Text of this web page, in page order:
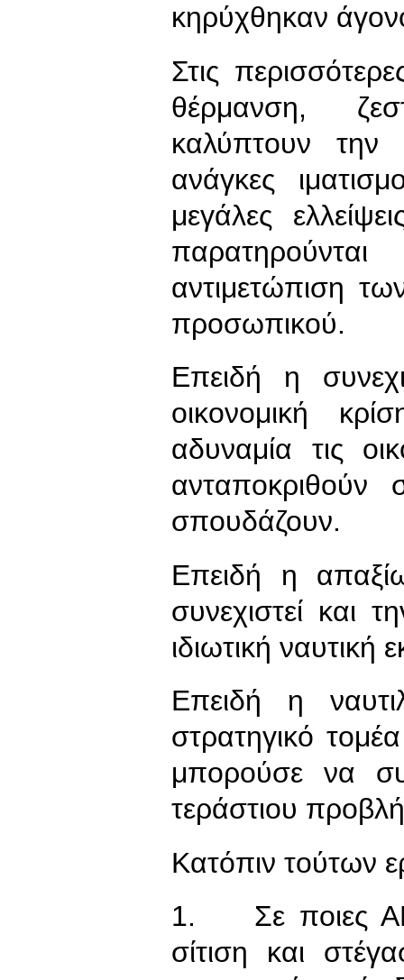
κηρύχθηκαν
Στις
θέρμανση,
καλύπτουν την
ανάγκες
μεγάλες
αντιμετώπιση
προσωπικού.
Επειδή η
οικονομική
αδυναμία τις
σπουδάζουν.
Επειδή η
συνεχιστεί και
ιδιωτική ναυτική
Επειδή η
στρατηγικό
μπορούσε να
τεράστιου
Κατόπιν τούτων
1. Σε ποιες
σίτιση και